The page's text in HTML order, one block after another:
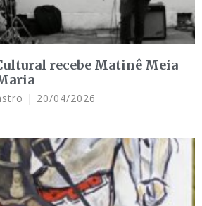
recebe Matinê Meia
20/04/2026